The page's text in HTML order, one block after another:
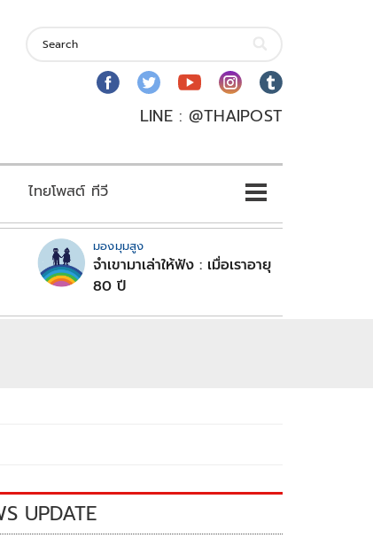
LINE : @THAIPOST
ไทยโพสต์ ทีวี
มองมุมสูง
จำเขามาเล่าให้ฟัง : เมื่อเราอายุ
80 ปี
UPDATE